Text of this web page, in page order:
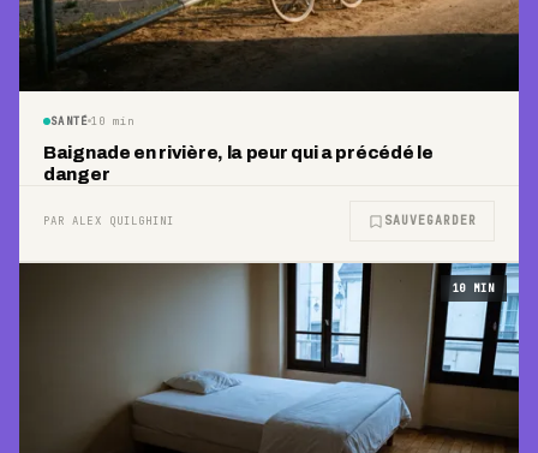
SANTÉ 10 min
Baignade en rivière, la peur qui a précédé le
danger
PAR ALEX QUILGHINI SAUVEGARDER
10 MIN